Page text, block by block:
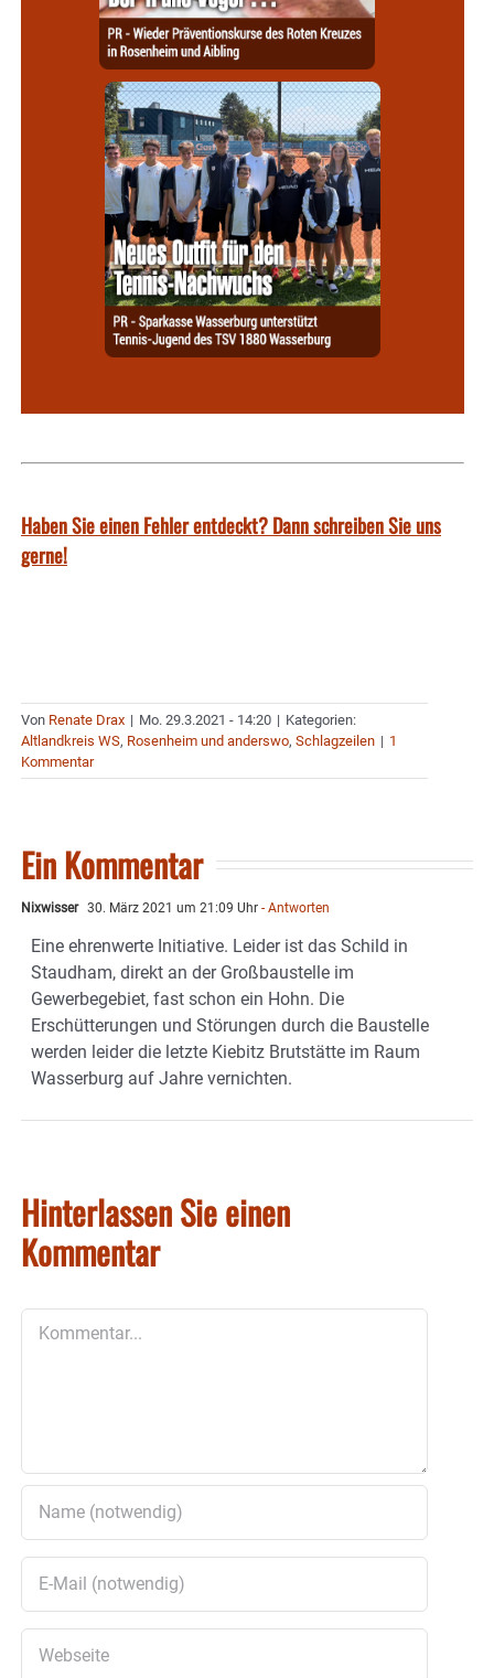
Haben Sie einen Fehler entdeckt? Dann schreiben Sie uns
gerne!
Von Renate Drax | Mo. 29.3.2021 - 14:20 | Kategorien:
Altlandkreis WS, Rosenheim und anderswo, Schlagzeilen | 1
Kommentar
Ein Kommentar
Nixwisser 30. März 2021 um 21:09 Uhr - Antworten
Eine ehrenwerte Initiative. Leider ist das Schild in
Staudham, direkt an der Großbaustelle im
Gewerbegebiet, fast schon ein Hohn. Die
Erschütterungen und Störungen durch die Baustelle
werden leider die letzte Kiebitz Brutstätte im Raum
Wasserburg auf Jahre vernichten.
Hinterlassen Sie einen
Kommentar